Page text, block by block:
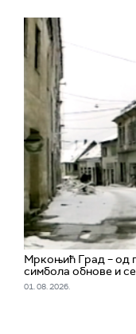
Мркоњић Град – од
симбола обнове и
01. 08. 2026.